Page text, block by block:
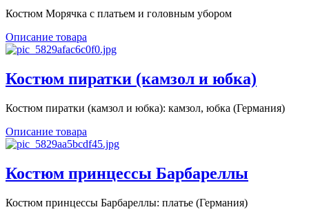
Костюм Морячка с платьем и головным убором
Описание товара
Костюм пиратки (камзол и юбка)
Костюм пиратки (камзол и юбка): камзол, юбка (Германия)
Описание товара
Костюм принцессы Барбареллы
Костюм принцессы Барбареллы: платье (Германия)